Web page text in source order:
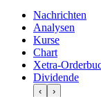
Nachrichten
Analysen
Kurse
Chart
Xetra-
Dividende
‹ ›